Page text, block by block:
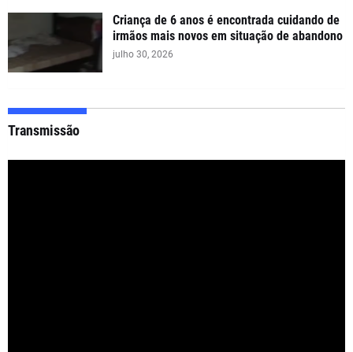
Criança de 6 anos é encontrada cuidando de
irmãos mais novos em situação de abandono
julho 30, 2026
Transmissão